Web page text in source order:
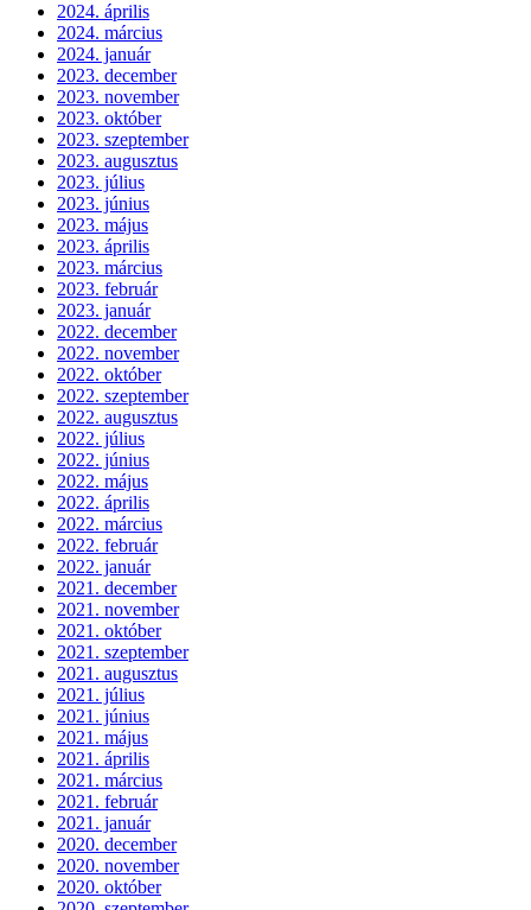
2024. április
2024. március
2024. január
2023. december
2023. november
2023. október
2023. szeptember
2023. augusztus
2023. július
2023. június
2023. május
2023. április
2023. március
2023. február
2023. január
2022. december
2022. november
2022. október
2022. szeptember
2022. augusztus
2022. július
2022. június
2022. május
2022. április
2022. március
2022. február
2022. január
2021. december
2021. november
2021. október
2021. szeptember
2021. augusztus
2021. július
2021. június
2021. május
2021. április
2021. március
2021. február
2021. január
2020. december
2020. november
2020. október